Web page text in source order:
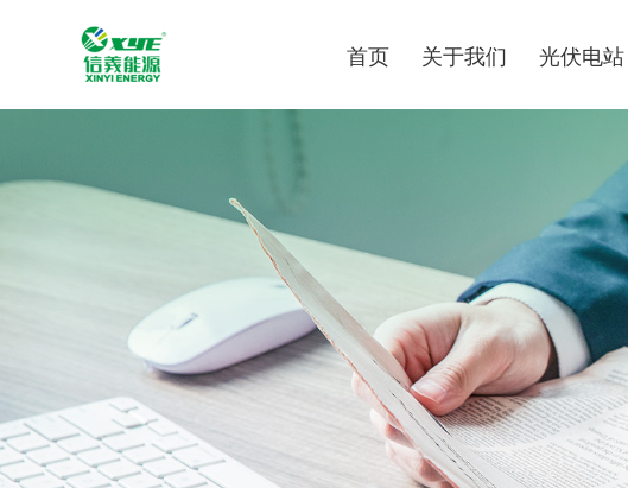
首页 关于我们 光伏电站